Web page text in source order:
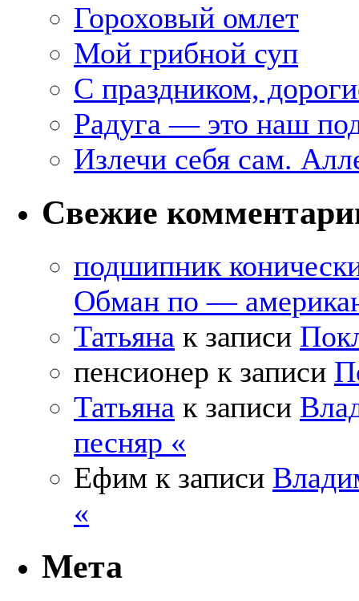
Гороховый омлет
Мой грибной суп
С праздником,
Радуга — это наш
Излечи себя сам.
Свежие
подшипник
Обман по —
Татьяна к записи
пенсионер к записи
Татьяна к записи
песняр «
Ефим к записи
«
Мета